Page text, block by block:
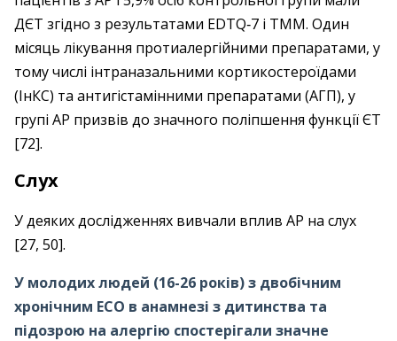
ДЄТ згідно з результатами EDTQ‑7 і ТММ. Один
місяць лікування протиалергійними препаратами, у
тому числі інтраназальними кортикостероїдами
(ІнКС) та антигістамінними препаратами (АГП), у
групі АР призвів до значного поліпшення функції ЄТ
[72].
Слух
У деяких дослідженнях вивчали вплив АР на слух
[27, 50].
У молодих людей (16-26 років) з двобічним
хронічним ЕСО в анамнезі з дитинства та
підозрою на алергію спостерігали значне